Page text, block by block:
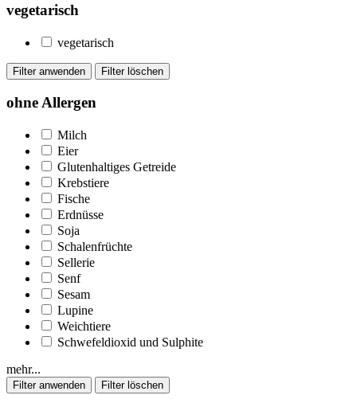
vegetarisch
vegetarisch
ohne Allergen
Milch
Eier
Glutenhaltiges Getreide
Krebstiere
Fische
Erdnüsse
Soja
Schalenfrüchte
Sellerie
Senf
Sesam
Lupine
Weichtiere
Schwefeldioxid und Sulphite
mehr...